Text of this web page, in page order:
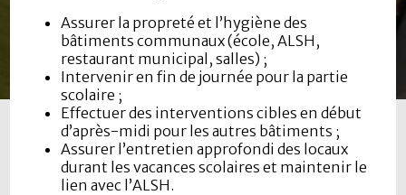
Assurer la propreté et l’hygiène des
bâtiments communaux (école, ALSH,
restaurant municipal, salles) ;
Intervenir en fin de journée pour la partie
scolaire ;
Effectuer des interventions cibles en début
d’après-midi pour les autres bâtiments ;
Assurer l’entretien approfondi des locaux
durant les vacances scolaires et maintenir le
lien avec l’ALSH.